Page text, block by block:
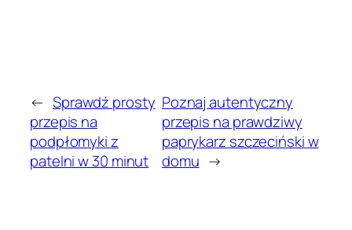
← Sprawdź prosty
przepis na
podpłomyki z
patelni w 30 minut
Poznaj autentyczny
przepis na prawdziwy
paprykarz szczeciński w
domu →